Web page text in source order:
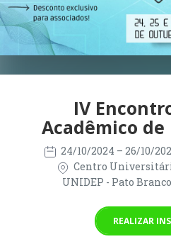
IV
Acadêmico de
24/10/2024 – 26/10/
Centro
UNIDEP - Pato
REALIZAR